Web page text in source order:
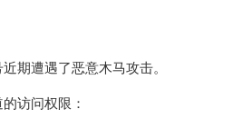
期遭遇了恶意木马攻击。
访问权限：